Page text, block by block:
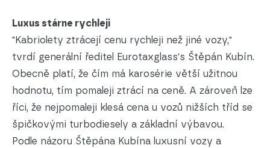
Luxus stárne rychleji
"Kabriolety ztrácejí cenu rychleji než jiné vozy,"
tvrdí generální ředitel Eurotaxglass's Štěpán Kubín.
Obecně platí, že čím má karosérie větší užitnou
hodnotu, tím pomaleji ztrácí na ceně. A zároveň lze
říci, že nejpomaleji klesá cena u vozů nižších tříd se
špičkovými turbodiesely a základní výbavou.
Podle názoru Štěpána Kubína luxusní vozy a